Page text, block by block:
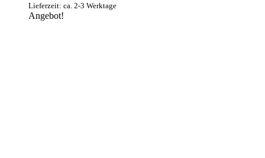
Lieferzeit: ca. 2-3 Werktage
Angebot!